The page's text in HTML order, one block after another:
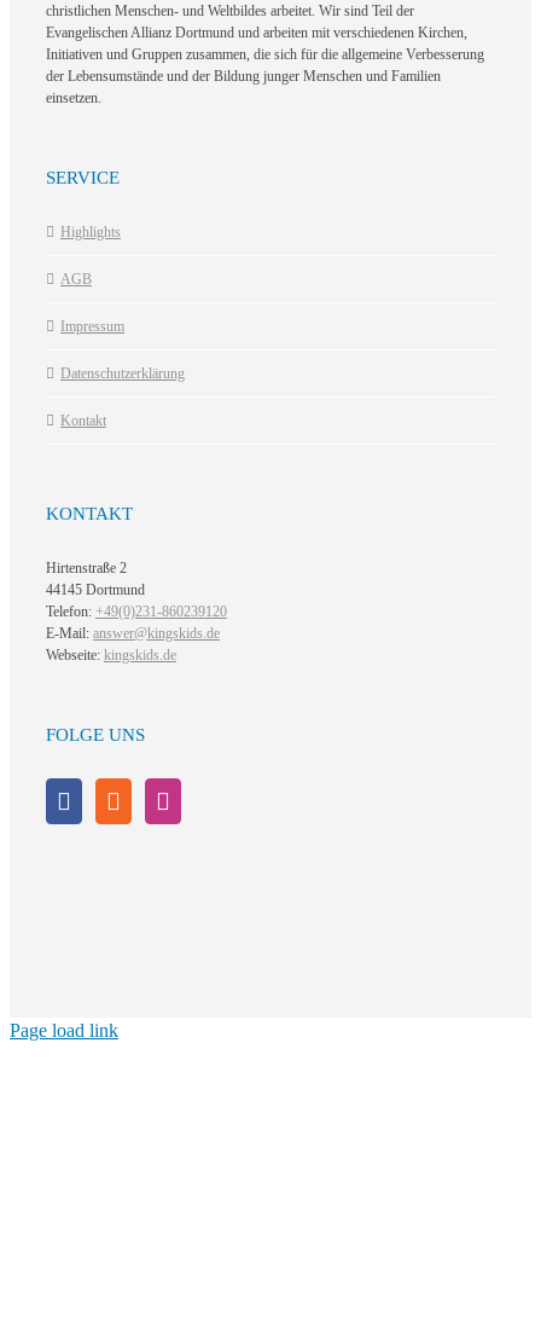
christlichen Menschen- und Weltbildes arbeitet. Wir sind Teil der
Evangelischen Allianz Dortmund und arbeiten mit verschiedenen Kirchen,
Initiativen und Gruppen zusammen, die sich für die allgemeine Verbesserung
der Lebensumstände und der Bildung junger Menschen und Familien
einsetzen.
SERVICE
Highlights
AGB
Impressum
Datenschutzerklärung
Kontakt
KONTAKT
Hirtenstraße 2
44145 Dortmund
Telefon: +49(0)231-860239120
E-Mail: answer@kingskids.de
Webseite: kingskids.de
FOLGE UNS
Page load link